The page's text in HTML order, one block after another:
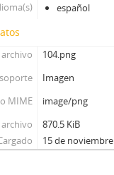
español
104.png
Imagen
MIME
image/png
870.5 KiB
15 de